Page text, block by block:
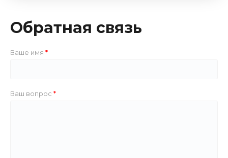
Обратная связь
Ваше имя
Ваш вопрос